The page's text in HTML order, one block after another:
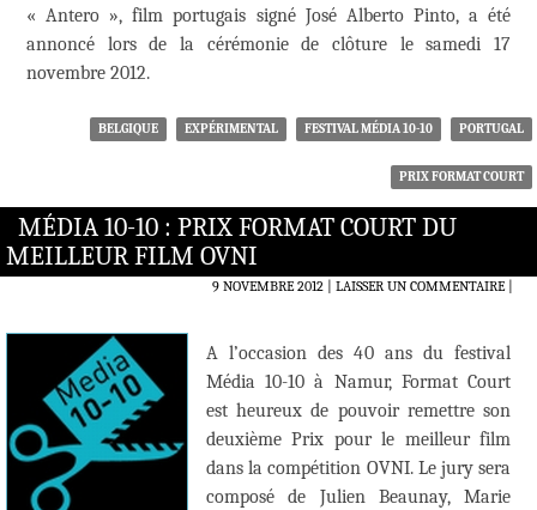
« Antero », film portugais signé José Alberto Pinto, a été
annoncé lors de la cérémonie de clôture le samedi 17
novembre 2012.
BELGIQUE EXPÉRIMENTAL FESTIVAL MÉDIA 10-10 PORTUGAL
PRIX FORMAT COURT
MÉDIA 10-10 : PRIX FORMAT COURT DU
MEILLEUR FILM OVNI
9 NOVEMBRE 2012 LAISSER UN COMMENTAIRE|
A l’occasion des 40 ans du festival
Média 10-10 à Namur, Format Court
est heureux de pouvoir remettre son
deuxième Prix pour le meilleur film
dans la compétition OVNI. Le jury sera
composé de Julien Beaunay, Marie